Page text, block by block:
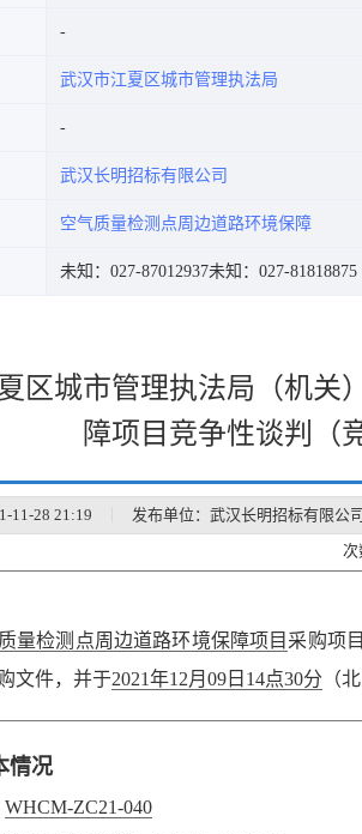
武汉市江夏区城市管理执法局
武汉长明招标有限公司
空气质量检测点周边道路环境保障
未知：027-87012937未知：027-81818875
区城市管理执法局（机关
障项目竞争性谈判（
11-28 21:19
发布单位：武汉长明招标有限公
次
量检测点周边道路环境保障项目 采购项
文件，并于2021年12月09日14点30分 （
情况
WHCM-ZC21-040